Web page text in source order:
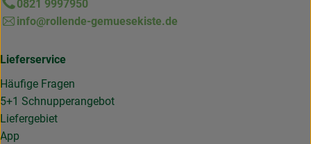
0821 9997950
info@rollende-gemuesekiste.de
Lieferservice
Häufige Fragen
5+1 Schnupperangebot
Liefergebiet
App